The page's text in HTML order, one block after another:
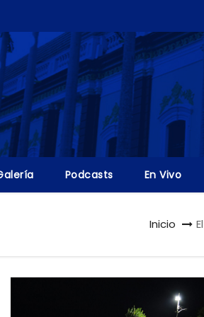
Podcasts En Vivo
Inicio